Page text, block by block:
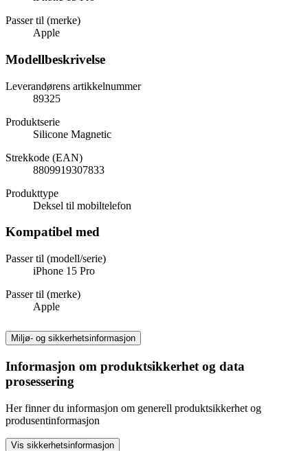
Passer til (merke)
Apple
Modellbeskrivelse
Leverandørens artikkelnummer
89325
Produktserie
Silicone Magnetic
Strekkode (EAN)
8809919307833
Produkttype
Deksel til mobiltelefon
Kompatibel med
Passer til (modell/serie)
iPhone 15 Pro
Passer til (merke)
Apple
Miljø- og sikkerhetsinformasjon
Informasjon om produktsikkerhet og data
prosessering
Her finner du informasjon om generell produktsikkerhet og
produsentinformasjon
Vis sikkerhetsinformasjon